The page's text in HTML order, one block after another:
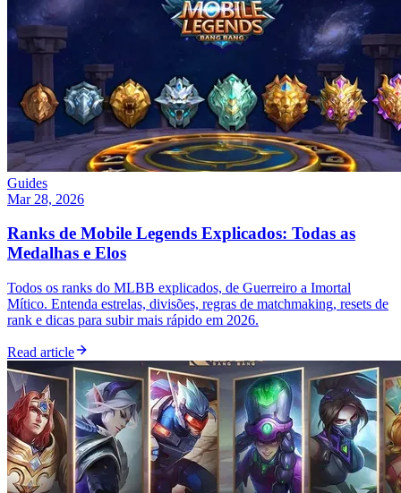
Guides
Mar 28, 2026
Ranks de Mobile Legends Explicados: Todas as
Medalhas e Elos
Todos os ranks do MLBB explicados, de Guerreiro a Imortal
Mítico. Entenda estrelas, divisões, regras de matchmaking, resets de
rank e dicas para subir mais rápido em 2026.
Read article